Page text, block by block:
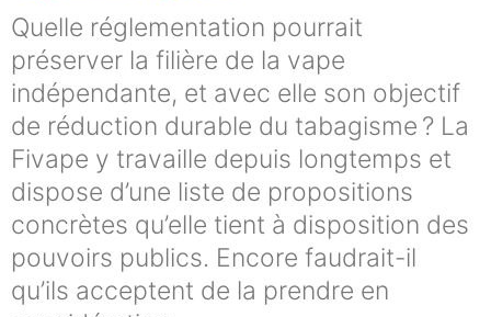
Quelle réglementation pourrait
préserver la filière de la vape
indépendante, et avec elle son objectif
de réduction durable du tabagisme ? La
Fivape y travaille depuis longtemps et
dispose d’une liste de propositions
concrètes qu’elle tient à disposition des
pouvoirs publics. Encore faudrait-il
qu’ils acceptent de la prendre en